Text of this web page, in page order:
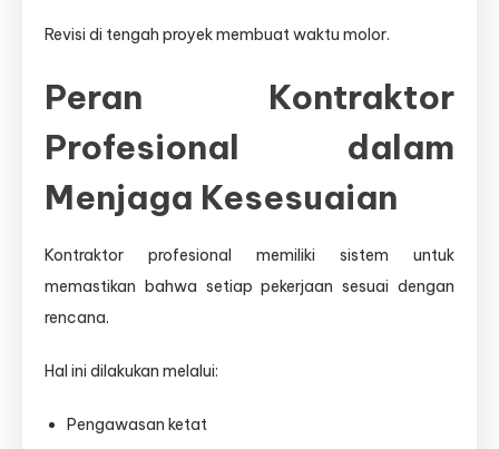
Revisi di tengah proyek membuat waktu molor.
Peran Kontraktor
Profesional dalam
Menjaga Kesesuaian
Kontraktor profesional memiliki sistem untuk
memastikan bahwa setiap pekerjaan sesuai dengan
rencana.
Hal ini dilakukan melalui:
Pengawasan ketat